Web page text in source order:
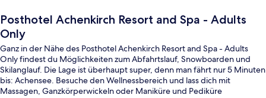
Posthotel Achenkirch Resort and Spa - Adults
Only
Ganz in der Nähe des Posthotel Achenkirch Resort and Spa - Adults
Only findest du Möglichkeiten zum Abfahrtslauf, Snowboarden und
Skilanglauf. Die Lage ist überhaupt super, denn man fährt nur 5 Minuten
bis: Achensee. Besuche den Wellnessbereich und lass dich mit
Massagen, Ganzkörperwickeln oder Maniküre und Pediküre